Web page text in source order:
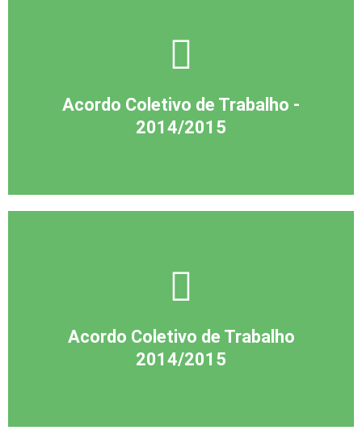
Acordo Coletivo de Trabalho -
2014/2015
Acordo Coletivo de Trabalho
2014/2015